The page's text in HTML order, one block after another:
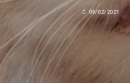
09/02/2021